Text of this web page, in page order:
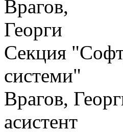
Секция
системи"
Врагов,
асистент